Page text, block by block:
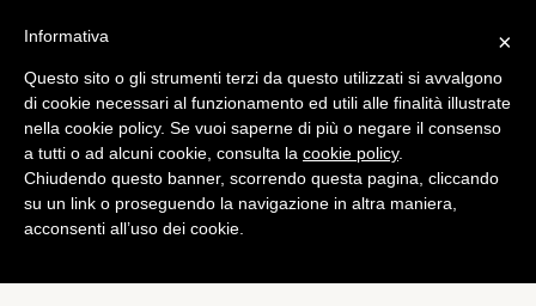
Tech
Xiaomi “Regina delle start-
up”
di Francesco Tonini
×
Informativa
Questo sito o gli strumenti terzi da questo utilizzati si avvalgono
di cookie necessari al funzionamento ed utili alle finalità illustrate
nella cookie policy. Se vuoi saperne di più o negare il consenso
a tutti o ad alcuni cookie, consulta la cookie policy.
Chiudendo questo banner, scorrendo questa pagina, cliccando
su un link o proseguendo la navigazione in altra maniera,
acconsenti all’uso dei cookie.